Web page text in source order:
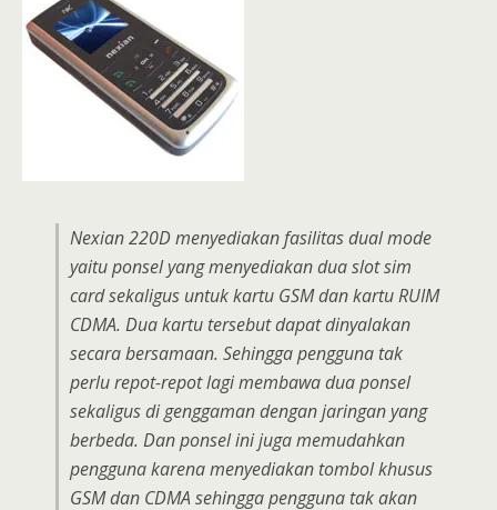
Nexian 220D menyediakan fasilitas dual mode
yaitu ponsel yang menyediakan dua slot sim
card sekaligus untuk kartu GSM dan kartu RUIM
CDMA. Dua kartu tersebut dapat dinyalakan
secara bersamaan. Sehingga pengguna tak
perlu repot-repot lagi membawa dua ponsel
sekaligus di genggaman dengan jaringan yang
berbeda. Dan ponsel ini juga memudahkan
pengguna karena menyediakan tombol khusus
GSM dan CDMA sehingga pengguna tak akan